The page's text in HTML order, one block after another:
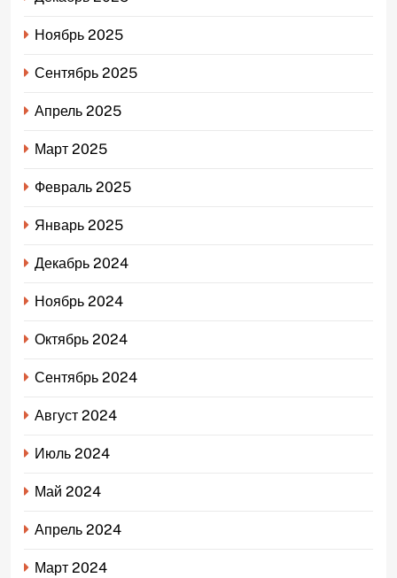
Ноябрь 2025
Сентябрь 2025
Апрель 2025
Март 2025
Февраль 2025
Январь 2025
Декабрь 2024
Ноябрь 2024
Октябрь 2024
Сентябрь 2024
Август 2024
Июль 2024
Май 2024
Апрель 2024
Март 2024